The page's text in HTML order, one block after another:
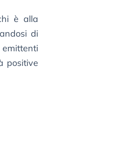
è alla
di
positive